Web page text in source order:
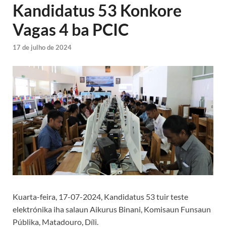
Kandidatus 53 Konkore
Vagas 4 ba PCIC
17 de julho de 2024
Kuarta-feira, 17-07-2024, Kandidatus 53 tuir teste
elektrónika iha salaun Aikurus Binani, Komisaun Funsaun
Públika, Matadouro, Díli.